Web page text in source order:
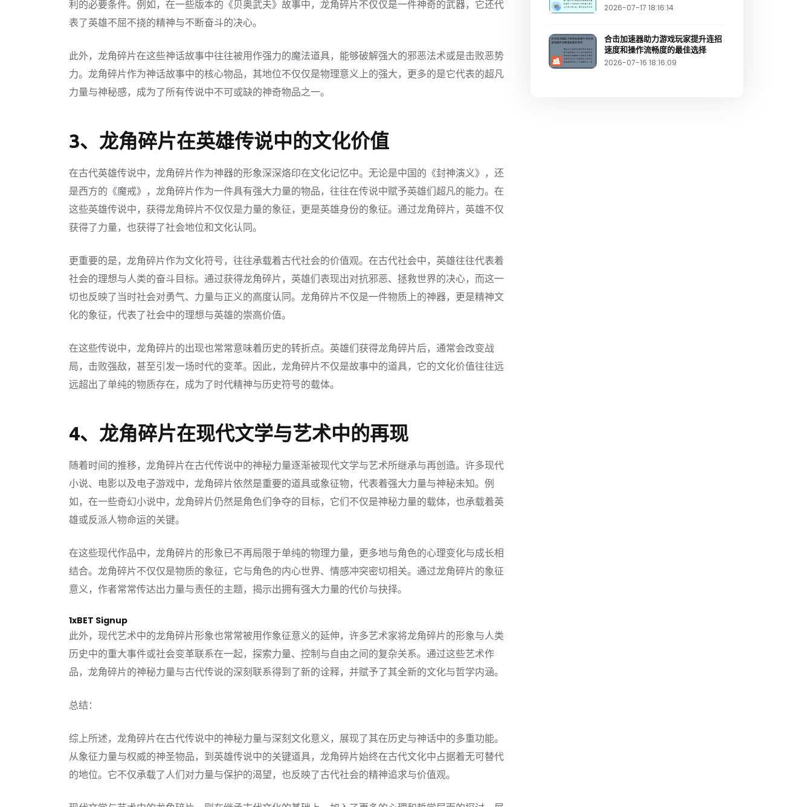
利的必要条件。例如，在一些版本的《贝奥武夫》故事中，龙角碎片不仅仅是一件神奇的武器，它还代
表了英雄不屈不挠的精神与不断奋斗的决心。
此外，龙角碎片在这些神话故事中往往被用作强力的魔法道具，能够破解强大的邪恶法术或是击败恶势
力。龙角碎片作为神话故事中的核心物品，其地位不仅仅是物理意义上的强大，更多的是它代表的超凡
力量与神秘感，成为了所有传说中不可或缺的神奇物品之一。
3、龙角碎片在英雄传说中的文化价值
在古代英雄传说中，龙角碎片作为神器的形象深深烙印在文化记忆中。无论是中国的《封神演义》，还
是西方的《魔戒》，龙角碎片作为一件具有强大力量的物品，往往在传说中赋予英雄们超凡的能力。在
这些英雄传说中，获得龙角碎片不仅仅是力量的象征，更是英雄身份的象征。通过龙角碎片，英雄不仅
获得了力量，也获得了社会地位和文化认同。
更重要的是，龙角碎片作为文化符号，往往承载着古代社会的价值观。在古代社会中，英雄往往代表着
社会的理想与人类的奋斗目标。通过获得龙角碎片，英雄们表现出对抗邪恶、拯救世界的决心，而这一
切也反映了当时社会对勇气、力量与正义的高度认同。龙角碎片不仅是一件物质上的神器，更是精神文
化的象征，代表了社会中的理想与英雄的崇高价值。
在这些传说中，龙角碎片的出现也常常意味着历史的转折点。英雄们获得龙角碎片后，通常会改变战
局，击败强敌，甚至引发一场时代的变革。因此，龙角碎片不仅是故事中的道具，它的文化价值往往远
远超出了单纯的物质存在，成为了时代精神与历史符号的载体。
4、龙角碎片在现代文学与艺术中的再现
随着时间的推移，龙角碎片在古代传说中的神秘力量逐渐被现代文学与艺术所继承与再创造。许多现代
小说、电影以及电子游戏中，龙角碎片依然是重要的道具或象征物，代表着强大力量与神秘未知。例
如，在一些奇幻小说中，龙角碎片仍然是角色们争夺的目标，它们不仅是神秘力量的载体，也承载着英
雄或反派人物命运的关键。
在这些现代作品中，龙角碎片的形象已不再局限于单纯的物理力量，更多地与角色的心理变化与成长相
结合。龙角碎片不仅仅是物质的象征，它与角色的内心世界、情感冲突密切相关。通过龙角碎片的象征
意义，作者常常传达出力量与责任的主题，揭示出拥有强大力量的代价与抉择。
1xBET Signup
此外，现代艺术中的龙角碎片形象也常常被用作象征意义的延伸，许多艺术家将龙角碎片的形象与人类
历史中的重大事件或社会变革联系在一起，探索力量、控制与自由之间的复杂关系。通过这些艺术作
品，龙角碎片的神秘力量与古代传说的深刻联系得到了新的诠释，并赋予了其全新的文化与哲学内涵。
总结：
综上所述，龙角碎片在古代传说中的神秘力量与深刻文化意义，展现了其在历史与神话中的多重功能。
从象征力量与权威的神圣物品，到英雄传说中的关键道具，龙角碎片始终在古代文化中占据着无可替代
的地位。它不仅承载了人们对力量与保护的渴望，也反映了古代社会的精神追求与价值观。
2026-07-17 18:16:14
合击加速器助力游戏玩家提升连招
速度和操作流畅度的最佳选择
2026-07-16 18:16:09